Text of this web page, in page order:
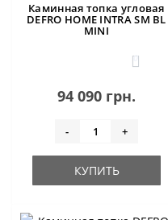
Каминная топка угловая
DEFRO HOME INTRA SM BL
MINI
0
94 090 грн.
- +
КУПИТЬ